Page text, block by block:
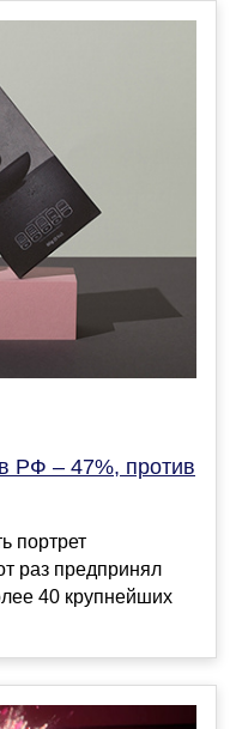
РФ – 47%, против
портрет
раз предпринял
40 крупнейших